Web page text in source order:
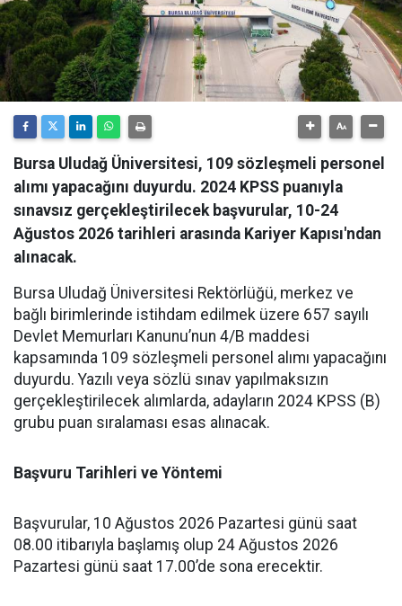
Bursa Uludağ Üniversitesi, 109 sözleşmeli personel
alımı yapacağını duyurdu. 2024 KPSS puanıyla
sınavsız gerçekleştirilecek başvurular, 10-24
Ağustos 2026 tarihleri arasında Kariyer Kapısı'ndan
alınacak.
​Bursa Uludağ Üniversitesi Rektörlüğü, merkez ve
bağlı birimlerinde istihdam edilmek üzere 657 sayılı
Devlet Memurları Kanunu’nun 4/B maddesi
kapsamında 109 sözleşmeli personel alımı yapacağını
duyurdu. Yazılı veya sözlü sınav yapılmaksızın
gerçekleştirilecek alımlarda, adayların 2024 KPSS (B)
grubu puan sıralaması esas alınacak.
Başvuru Tarihleri ve Yöntemi
​Başvurular, 10 Ağustos 2026 Pazartesi günü saat
08.00 itibarıyla başlamış olup 24 Ağustos 2026
Pazartesi günü saat 17.00’de sona erecektir.